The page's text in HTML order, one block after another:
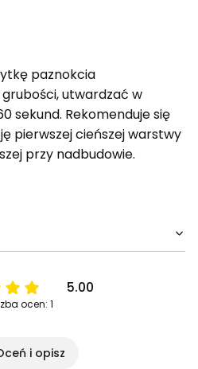
paznokcia
utwardzać w
sekund. Rekomenduje się
pierwszej cieńszej warstwy
przy nadbudowie.
5.00
ocen: 1
i opisz